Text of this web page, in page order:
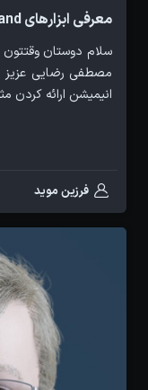
معرفی ابزارهای MGLand برای مایا
سلام دوستان
مصطفی رضایی عزیز
انیمیشن ارائه کردن
فرزین موید